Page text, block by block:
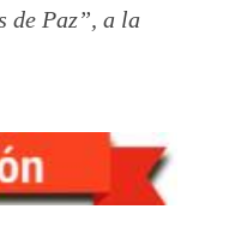
de Paz”, a la